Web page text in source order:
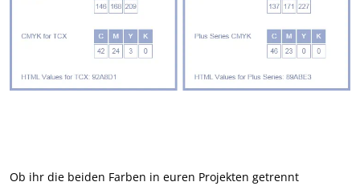
Ob ihr die beiden Farben in euren Projekten getrennt